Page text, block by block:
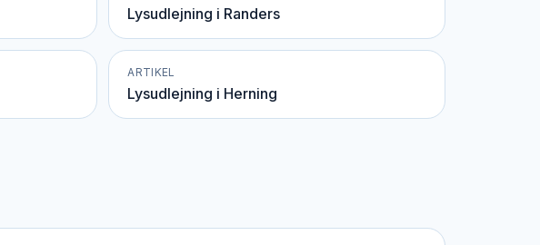
Lysudlejning i Randers
ARTIKEL
Lysudlejning i Herning